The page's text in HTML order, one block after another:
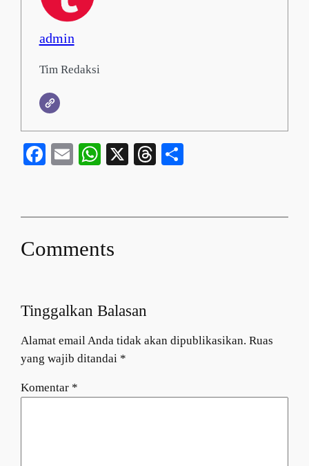
admin
Tim Redaksi
Facebook
EmailWhatsApp
X Threads
Comments
Tinggalkan Balasan
Alamat email Anda tidak akan dipublikasikan. Ruas
yang wajib ditandai *
Komentar *